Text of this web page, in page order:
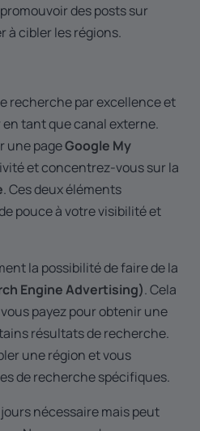
des posts sur
à cibler les régions.
recherche par excellence et
tant que canal externe.
une pageGoogle My
et concentrez-vous sur la
. Ces deux éléments
pouce à votre visibilité et
la possibilité de faire de la
Engine Advertising). Cela
payez pour obtenir une
résultats de recherche.
une région et vous
de recherche spécifiques.
nécessaire mais peut